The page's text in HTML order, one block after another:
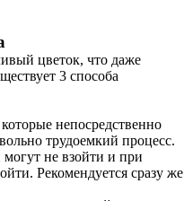
цветок, что даже
3 способа
непосредственно
трудоемкий процесс.
не взойти и при
Рекомендуется сразу же